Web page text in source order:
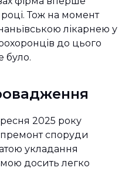
Тож на момент
лікарнею у
до цього
було.
2025 року
споруди
укладання
досить легко